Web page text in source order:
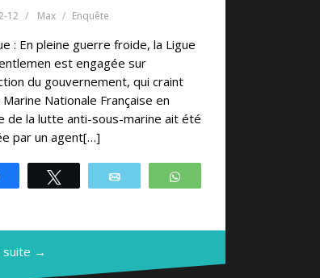
12 Max Enquête
: En pleine guerre froide, la Ligue
est engagée sur
du gouvernement, qui craint
Marine Nationale Française en
de la lutte anti-sous-marine ait été
par un agent[…]
Partagez Tweetez
suite →